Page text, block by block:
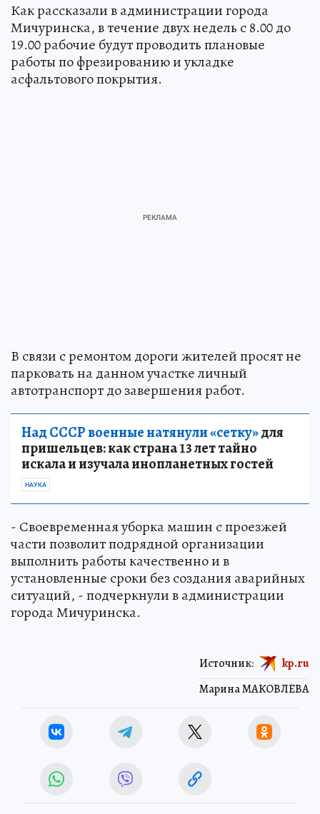
Как рассказали в администрации города
Мичуринска, в течение двух недель с 8.00 до
19.00 рабочие будут проводить плановые
работы по фрезированию и укладке
асфальтового покрытия.
В связи с ремонтом дороги жителей просят не
парковать на данном участке личный
автотранспорт до завершения работ.
Над СССР военные натянули «сетку»для
пришельцев: как страна 13 лет тайно
искала и изучала инопланетных гостей
НАУКА
- Своевременная уборка машин с проезжей
части позволит подрядной организации
выполнить работы качественно и в
установленные сроки без создания аварийных
ситуаций, - подчеркнули в администрации
города Мичуринска.
Марина МАКОВЛЕВА
Источник: kp.ru